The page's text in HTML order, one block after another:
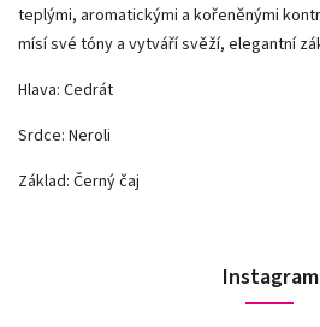
teplými, aromatickými a kořeněnými
mísí své tóny a vytváří svěží, elegantní
Hlava: Cedrát
Srdce: Neroli
Základ: Černý čaj
Instagram